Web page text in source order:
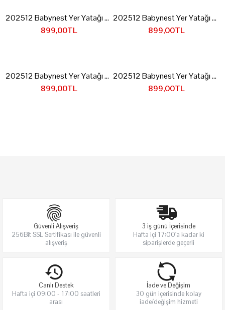
202512 Babynest Yer Yatağı Gri Gri
899,00TL
202512 Babynest Yer Yatağı Gri-Sarı
899,00TL
202512 Babynest Yer Yatağı Mavi Gri
899,00TL
202512 Babynest Yer Yatağı Pembe Gri
899,00TL
Güvenli Alışveriş
256Bit SSL Sertifikası ile güvenli
alışveriş
3 iş günü İçerisinde
Hafta içi 17:00'a kadar ki
siparişlerde geçerli
Canlı Destek
Hafta içi 09:00 - 17:00 saatleri
arası
İade ve Değişim
30 gün içerisinde kolay
iade/değişim hizmeti